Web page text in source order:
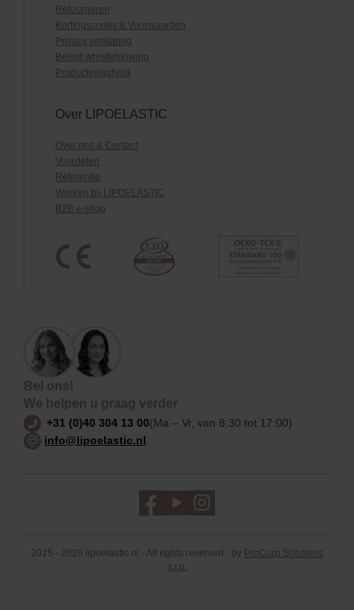
Retourneren
Kortingscodes & Voorwaarden
Privacy verklaring
Beleid whistleblowing
Productveiligheid
Over LIPOELASTIC
Over ons & Contact
Voordelen
Referentie
Werken bij LIPOELASTIC
B2B e-shop
Bel ons!
We helpen u graag verder
+31 (0)40 304 13 00(Ma – Vr, van 8:30 tot 17:00)
info@lipoelastic.nl
2015 - 2026 lipoelastic.nl - All rights reserved - by ProCorp Solutions
s.r.o.